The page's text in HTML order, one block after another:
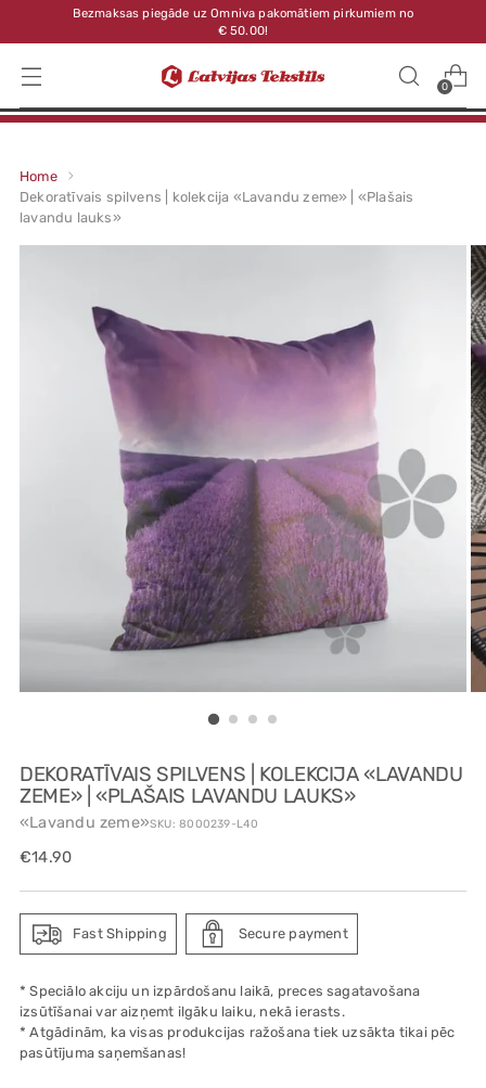
Bezmaksas piegāde uz Omniva pakomātiem pirkumiem no
€ 50.00!
0
Home
Dekoratīvais spilvens | kolekcija «Lavandu zeme» | «Plašais
lavandu lauks»
DEKORATĪVAIS SPILVENS | KOLEKCIJA «LAVANDU
ZEME» | «PLAŠAIS LAVANDU LAUKS»
«Lavandu zeme»SKU: 8000239-L40
Regular
€14.90
Fast Shipping Secure payment
* Speciālo akciju un izpārdošanu laikā, preces sagatavošana
izsūtīšanai var aizņemt ilgāku laiku, nekā ierasts.
* Atgādinām, ka visas produkcijas ražošana tiek uzsākta tikai pēc
pasūtījuma saņemšanas!